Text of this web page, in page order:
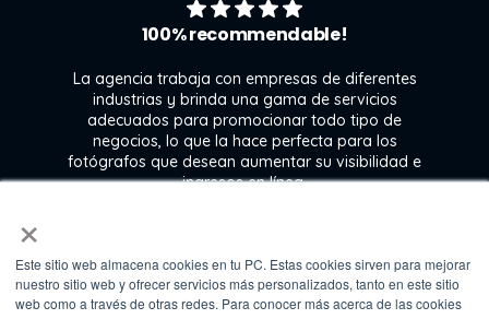
×
Este sitio web almacena cookies en tu PC. Estas cookies sirven para mejorar
nuestro sitio web y ofrecer servicios más personalizados, tanto en este sitio
web como a través de otras redes. Para conocer más acerca de las cookies
100% recommendable!
La agencia trabaja con empresas de diferentes
industrias y brinda una gama de servicios
adecuados para promocionar todo tipo de
negocios, lo que la hace perfecta para los
fotógrafos que desean aumentar su visibilidad e
ingresos en línea.
Kate Gross
Marketing & graphic design assistant at